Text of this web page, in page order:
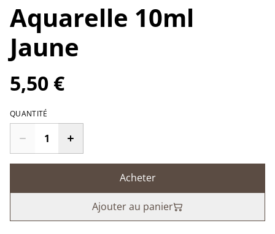
Aquarelle 10ml
Jaune
5,50 €
QUANTITÉ
Acheter
Ajouter au panier